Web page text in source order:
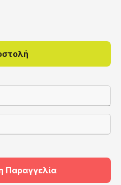
Παραγγελία